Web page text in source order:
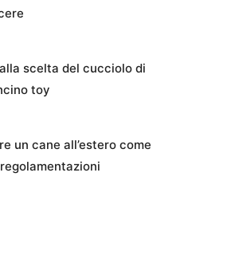
scelta del cucciolo di
toy
un cane all’estero come